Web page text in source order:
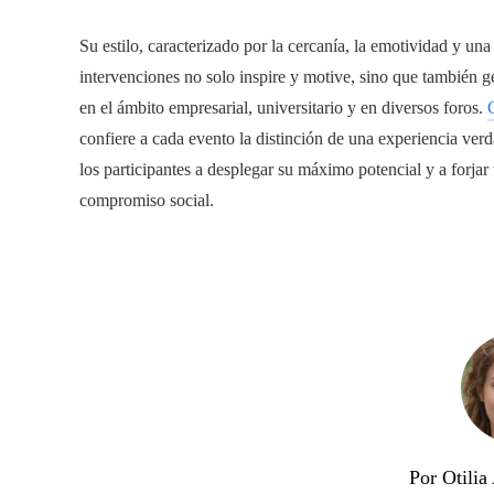
Su estilo, caracterizado por la cercanía, la emotividad y
intervenciones no solo inspire y motive, sino que también
en el ámbito empresarial, universitario y en diversos foros.
confiere a cada evento la distinción de una experiencia
los participantes a desplegar su máximo potencial y a
compromiso social.
Por Otilia